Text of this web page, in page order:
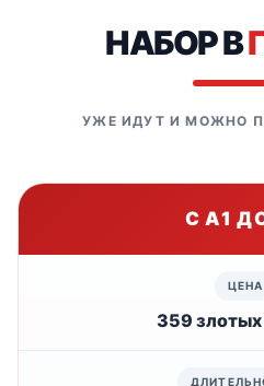
НАБОР В
УЖЕ ИДУТ И МОЖНО
С A1
359